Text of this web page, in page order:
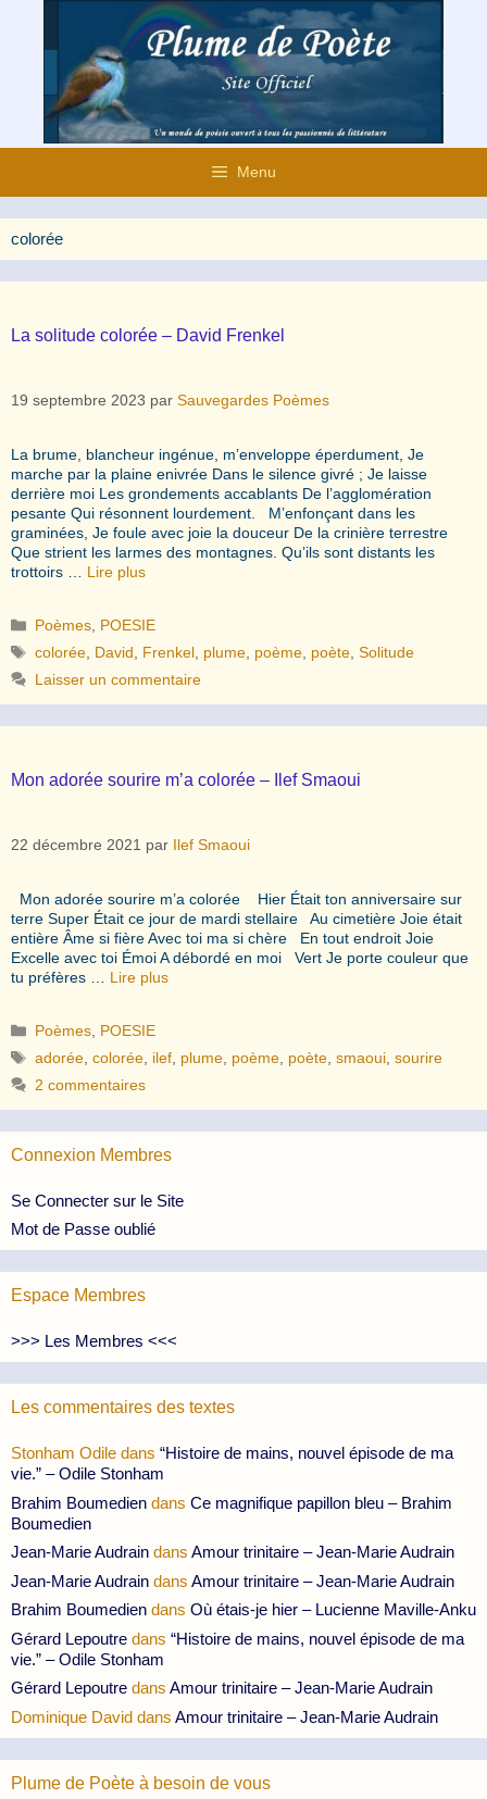
contenu
Menu
colorée
La solitude colorée – David Frenkel
19 septembre 2023 par Sauvegardes Poèmes
La brume, blancheur ingénue, m’enveloppe éperdument, Je
marche par la plaine enivrée Dans le silence givré ; Je laisse
derrière moi Les grondements accablants De l’agglomération
pesante Qui résonnent lourdement. M’enfonçant dans les
graminées, Je foule avec joie la douceur De la crinière terrestre
Que strient les larmes des montagnes. Qu’ils sont distants les
trottoirs … Lire plus
Catégories
Poèmes POESIE
Étiquettes
colorée David Frenkel plume poème poète ,Solitude
Laisser un commentaire
Mon adorée sourire m’a colorée – Ilef Smaoui
22 décembre 2021 par Ilef Smaoui
Mon adorée sourire m’a colorée Hier Était ton anniversaire sur
terre Super Était ce jour de mardi stellaire Au cimetière Joie était
entière Âme si fière Avec toi ma si chère En tout endroit Joie
Excelle avec toi Émoi A débordé en moi Vert Je porte couleur que
tu préfères … Lire plus
Catégories
Poèmes POESIE
Étiquettes
adorée ,colorée ilef plume poème poète ,smaoui ,sourire
2 commentaires
Connexion Membres
Se Connecter sur le Site
Mot de Passe oublié
Espace Membres
>>> Les Membres <<<
Les commentaires des textes
Stonham Odile dans “Histoire de mains, nouvel épisode de ma
vie.” – Odile Stonham
Brahim Boumedien dans Ce magnifique papillon bleu – Brahim
Boumedien
Jean-Marie Audrain dans Amour trinitaire – Jean-Marie Audrain
Jean-Marie Audrain dans Amour trinitaire – Jean-Marie Audrain
Brahim Boumedien dans Où étais-je hier – Lucienne Maville-Anku
Gérard Lepoutre dans “Histoire de mains, nouvel épisode de ma
vie.” – Odile Stonham
Gérard Lepoutre dans Amour trinitaire – Jean-Marie Audrain
Dominique David dans Amour trinitaire – Jean-Marie Audrain
Plume de Poète à besoin de vous